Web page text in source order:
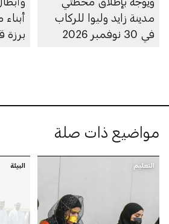
مدينة زايد وليوا للركاب
في 30 نوفمبر 2026
برزة
مواضيع ذات صلة
التعليم البيئة